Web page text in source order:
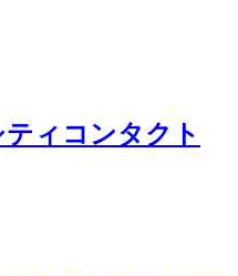
ィコンタクト